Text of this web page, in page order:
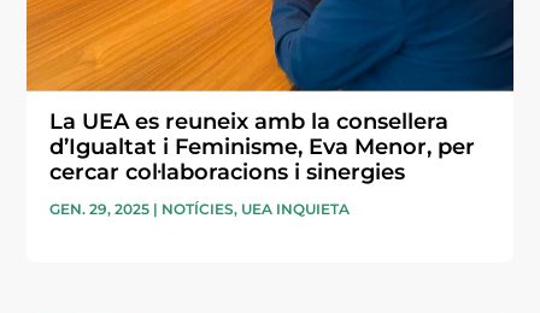
La UEA es reuneix amb la consellera
d’Igualtat i Feminisme, Eva Menor, per
cercar col·laboracions i sinergies
GEN. 29, 2025 | NOTÍCIES, UEA INQUIETA